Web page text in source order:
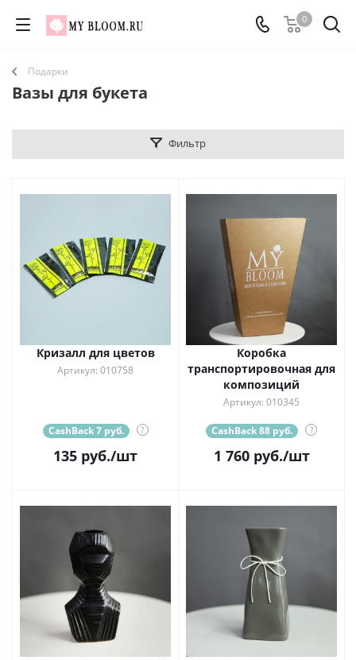
0
Подарки
Вазы для букета
Фильтр
Кризалл для цветов
Артикул: 010758
CashBack 7 руб. ?
135 руб./шт
Коробка
транспортировочная для
композиций
Артикул: 010345
CashBack 88 руб. ?
1 760руб./шт